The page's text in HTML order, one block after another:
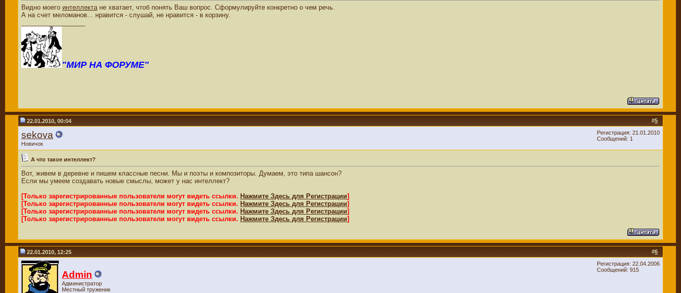
Видно моего интеллектане хватает, чтоб понять Ваш вопрос. Сформулируйте конкретно о чем речь.
А на счет меломанов... нравится - слушай, не нравится - в корзину.
"МИР НА ФОРУМЕ"
#5
22.01.2010, 00:04
sekova
Новичок
Регистрация: 21.01.2010
Сообщений: 1
А что такое интеллект?
Вот, живем в деревне и пишем классные песни. Мы и поэты и композиторы. Думаем, это типа шансон?
Если мы умеем создавать новые смыслы, может у нас интеллект?
[Только зарегистрированные пользователи могут видеть ссылки. Нажмите Здесь для Регистрации]
[Только зарегистрированные пользователи могут видеть ссылки. Нажмите Здесь для Регистрации]
[Только зарегистрированные пользователи могут видеть ссылки. Нажмите Здесь для Регистрации]
[Только зарегистрированные пользователи могут видеть ссылки. Нажмите Здесь для Регистрации]
#6
22.01.2010, 12:25
Admin
Администратор
Местный труженик
Регистрация: 22.04.2006
Сообщений: 915